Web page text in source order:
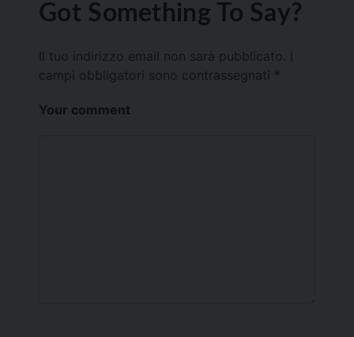
Got Something To Say?
Il tuo indirizzo email non sarà pubblicato.
campi obbligatori sono contrassegnati *
Your comment